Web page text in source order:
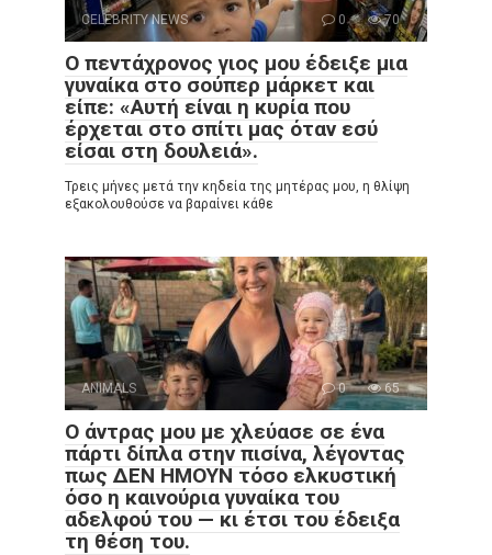
CELEBRITY NEWS 0 70
Ο πεντάχρονος γιος μου έδειξε μια
γυναίκα στο σούπερ μάρκετ και
είπε: «Αυτή είναι η κυρία που
έρχεται στο σπίτι μας όταν εσύ
είσαι στη δουλειά».
Τρεις μήνες μετά την κηδεία της μητέρας μου, η θλίψη
εξακολουθούσε να βαραίνει κάθε
ANIMALS 0 65
Ο άντρας μου με χλεύασε σε ένα
πάρτι δίπλα στην πισίνα, λέγοντας
πως ΔΕΝ ΗΜΟΥΝ τόσο ελκυστική
όσο η καινούρια γυναίκα του
αδελφού του — κι έτσι του έδειξα
τη θέση του.